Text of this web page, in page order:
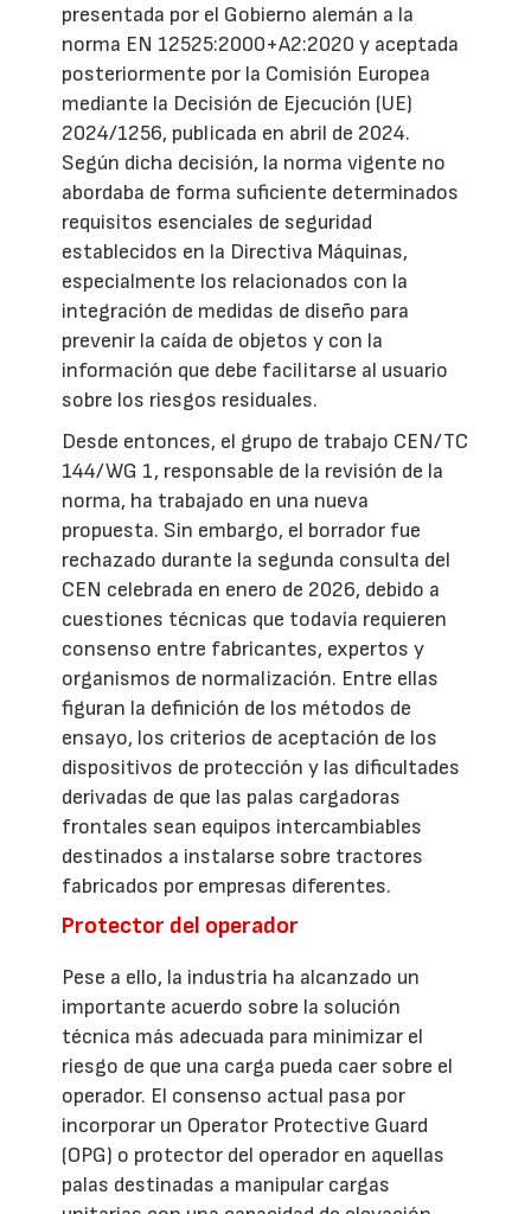
presentada por el Gobierno alemán a la
norma EN 12525:2000+A2:2020 y aceptada
posteriormente por la Comisión Europea
mediante la Decisión de Ejecución (UE)
2024/1256, publicada en abril de 2024.
Según dicha decisión, la norma vigente no
abordaba de forma suficiente determinados
requisitos esenciales de seguridad
establecidos en la Directiva Máquinas,
especialmente los relacionados con la
integración de medidas de diseño para
prevenir la caída de objetos y con la
información que debe facilitarse al usuario
sobre los riesgos residuales.
Desde entonces, el grupo de trabajo CEN/TC
144/WG 1, responsable de la revisión de la
norma, ha trabajado en una nueva
propuesta. Sin embargo, el borrador fue
rechazado durante la segunda consulta del
CEN celebrada en enero de 2026, debido a
cuestiones técnicas que todavía requieren
consenso entre fabricantes, expertos y
organismos de normalización. Entre ellas
figuran la definición de los métodos de
ensayo, los criterios de aceptación de los
dispositivos de protección y las dificultades
derivadas de que las palas cargadoras
frontales sean equipos intercambiables
destinados a instalarse sobre tractores
fabricados por empresas diferentes.
Protector del operador
Pese a ello, la industria ha alcanzado un
importante acuerdo sobre la solución
técnica más adecuada para minimizar el
riesgo de que una carga pueda caer sobre el
operador. El consenso actual pasa por
incorporar un Operator Protective Guard
(OPG) o protector del operador en aquellas
palas destinadas a manipular cargas